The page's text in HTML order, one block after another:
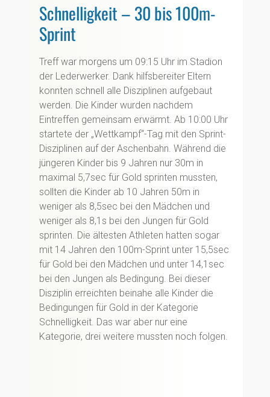
Schnelligkeit – 30 bis 100m-
Sprint
Treff war morgens um 09:15 Uhr im Stadion
der Lederwerker. Dank hilfsbereiter Eltern
konnten schnell alle Disziplinen aufgebaut
werden. Die Kinder wurden nachdem
Eintreffen gemeinsam erwärmt. Ab 10:00 Uhr
startete der „Wettkampf“-Tag mit den Sprint-
Disziplinen auf der Aschenbahn. Während die
jüngeren Kinder bis 9 Jahren nur 30m in
maximal 5,7sec für Gold sprinten mussten,
sollten die Kinder ab 10 Jahren 50m in
weniger als 8,5sec bei den Mädchen und
weniger als 8,1s bei den Jungen für Gold
sprinten. Die ältesten Athleten hatten sogar
mit 14 Jahren den 100m-Sprint unter 15,5sec
für Gold bei den Mädchen und unter 14,1sec
bei den Jungen als Bedingung. Bei dieser
Disziplin erreichten beinahe alle Kinder die
Bedingungen für Gold in der Kategorie
Schnelligkeit. Das war aber nur eine
Kategorie, drei weitere mussten noch folgen.